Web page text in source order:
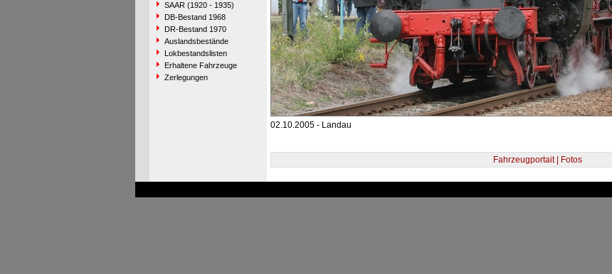
SAAR (1920 - 1935)
DB-Bestand 1968
DR-Bestand 1970
Auslandsbestände
Lokbestandslisten
Erhaltene Fahrzeuge
Zerlegungen
02.10.2005 - Landau
Fahrzeugportait | Fotos